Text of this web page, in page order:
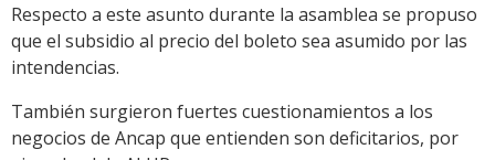
Respecto a este asunto durante la asamblea se propuso
que el subsidio al precio del boleto sea asumido por las
intendencias.
También surgieron fuertes cuestionamientos a los
negocios de Ancap que entienden son deficitarios, por